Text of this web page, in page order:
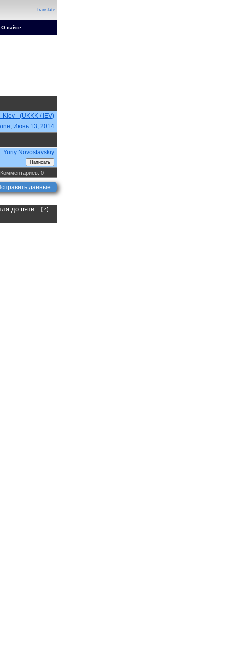
Translate
О сайте
Kiev - (UKKK / IEV)
, Июнь 13, 2014
Yuriy Novostavskiy
Комментариев: 0
данные
до пяти: [?]